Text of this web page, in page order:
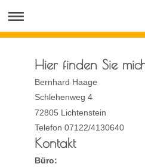
Hier finden Sie
Bernhard Haage
Schlehenweg 4
72805 Lichtenstein
Telefon 07122/4130640
Kontakt
Büro: